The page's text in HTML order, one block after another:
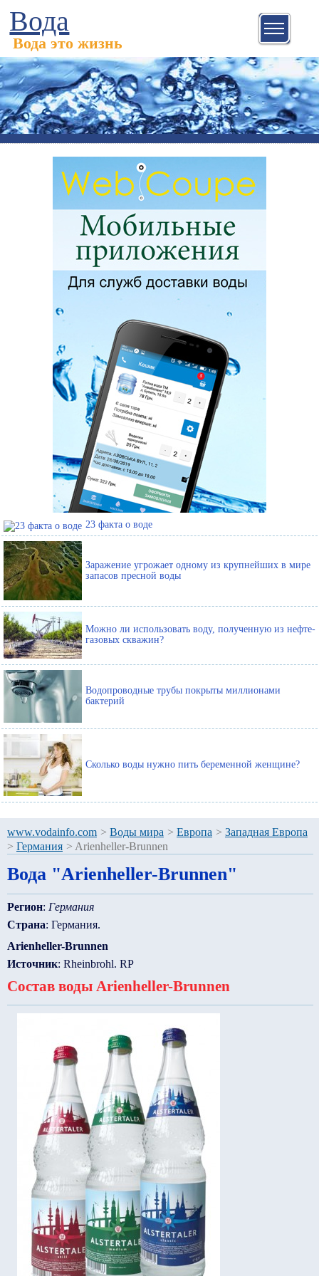
Вода
Вода это жизнь
23 факта о воде
Заражение угрожает одному из крупнейших в мире
запасов пресной воды
Можно ли использовать воду, полученную из нефте-
газовых скважин?
Водопроводные трубы покрыты миллионами
бактерий
Сколько воды нужно пить беременной женщине?
www.vodainfo.com > Воды мира > Европа > Западная Европа
> Германия > Arienheller-Brunnen
Вода "Arienheller-Brunnen"
Регион: Германия
Страна: Германия.
Arienheller-Brunnen
Источник: Rheinbrohl. RP
Состав воды Arienheller-Brunnen